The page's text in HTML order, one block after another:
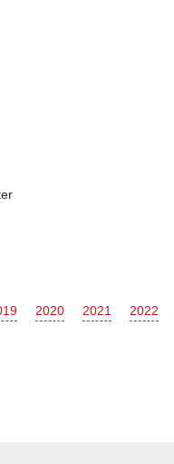
2020 2021 2022